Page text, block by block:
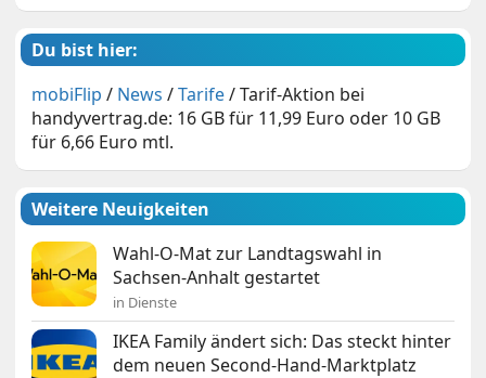
Du bist hier:
mobiFlip / News /Tarife/Tarif-Aktion bei
handyvertrag.de: 16 GB für 11,99 Euro oder 10 GB
für 6,66 Euro mtl.
Weitere Neuigkeiten
Wahl-O-Mat zur Landtagswahl in
Sachsen-Anhalt gestartet
in Dienste
IKEA Family ändert sich: Das steckt hinter
dem neuen Second-Hand-Marktplatz